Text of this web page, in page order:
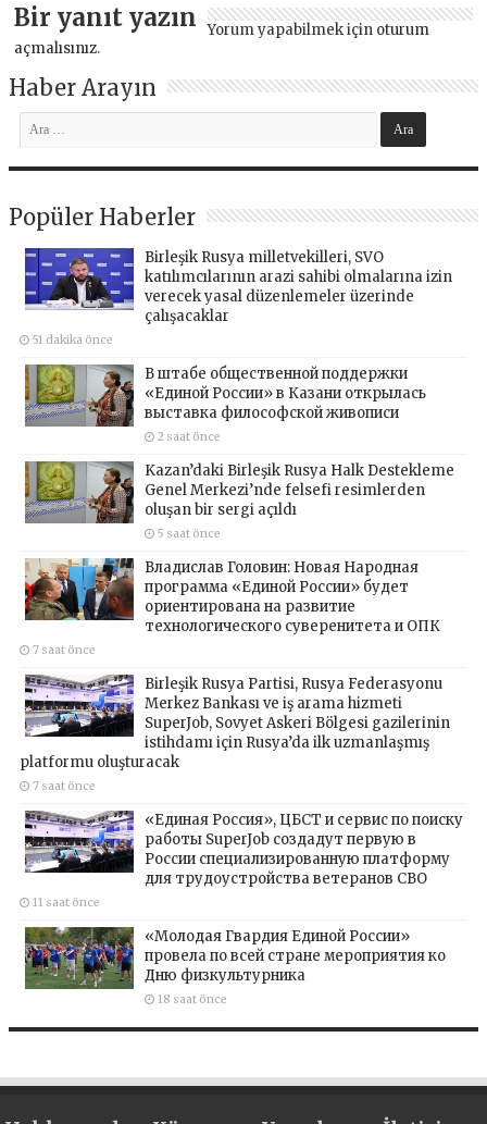
Bir yanıt yazın Yorum yapabilmek için oturum
açmalısınız.
Haber Arayın
Popüler Haberler
Birleşik Rusya milletvekilleri, SVO
katılımcılarının arazi sahibi olmalarına izin
verecek yasal düzenlemeler üzerinde
çalışacaklar
51 dakika önce
В штабе общественной поддержки
«Единой России» в Казани открылась
выставка философской живописи
2 saat önce
Kazan’daki Birleşik Rusya Halk Destekleme
Genel Merkezi’nde felsefi resimlerden
oluşan bir sergi açıldı
5 saat önce
Владислав Головин: Новая Народная
программа «Единой России» будет
ориентирована на развитие
технологического суверенитета и ОПК
7 saat önce
Birleşik Rusya Partisi, Rusya Federasyonu
Merkez Bankası ve iş arama hizmeti
SuperJob, Sovyet Askeri Bölgesi gazilerinin
istihdamı için Rusya’da ilk uzmanlaşmış
platformu oluşturacak
7 saat önce
«Единая Россия», ЦБСТ и сервис по поиску
работы SuperJob создадут первую в
России специализированную платформу
для трудоустройства ветеранов СВО
11 saat önce
«Молодая Гвардия Единой России»
провела по всей стране мероприятия ко
Дню физкультурника
18 saat önce